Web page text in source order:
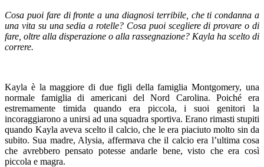
Cosa puoi fare di fronte a una diagnosi terribile, che ti condanna a
una vita su una sedia a rotelle? Cosa puoi scegliere di provare o di
fare, oltre alla disperazione o alla rassegnazione? Kayla ha scelto di
correre.
Kayla è la maggiore di due figli della famiglia Montgomery, una
normale famiglia di americani del Nord Carolina. Poiché era
estremamente timida quando era piccola, i suoi genitori la
incoraggiarono a unirsi ad una squadra sportiva. Erano rimasti stupiti
quando Kayla aveva scelto il calcio, che le era piaciuto molto sin da
subito. Sua madre, Alysia, affermava che il calcio era l’ultima cosa
che avrebbero pensato potesse andarle bene, visto che era così
piccola e magra.